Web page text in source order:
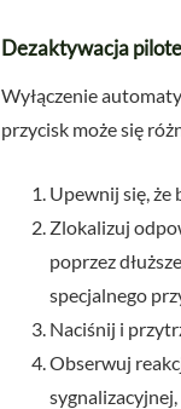
Dezaktywacja
Wyłączenie
przycisk może się
Upewnij się, że
Zlokalizuj
poprzez
specjalnego
Naciśnij i
Obserwuj